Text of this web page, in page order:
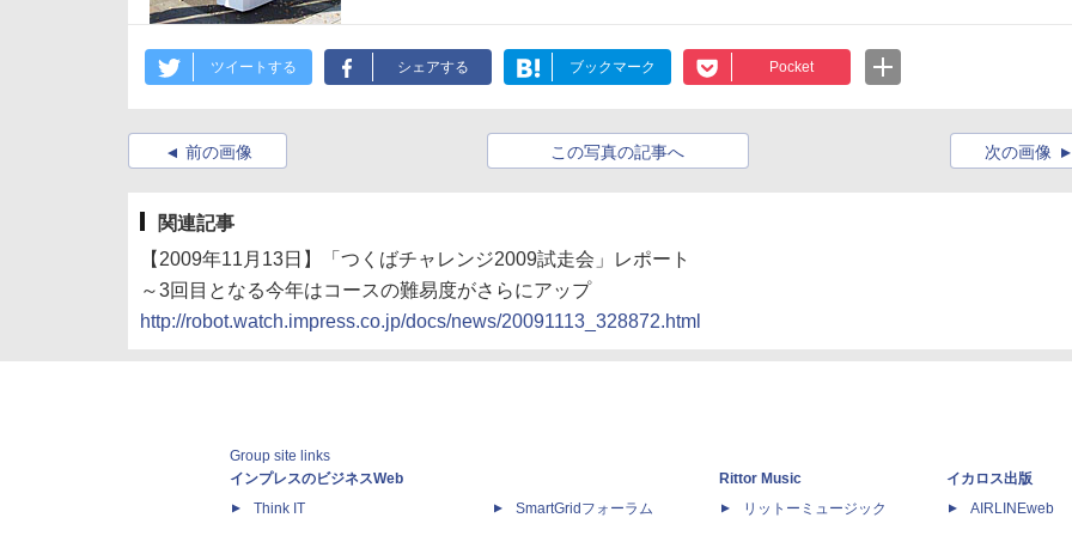
ツイートする シェアする ブックマーク Pocket
前の画像 この写真の記事へ 次の画像
関連記事
【2009年11月13日】「つくばチャレンジ2009試走会」レポート
～3回目となる今年はコースの難易度がさらにアップ
http://robot.watch.impress.co.jp/docs/news/20091113_328872.html
Group site links
インプレスのビジネスWeb
Think IT
SmartGridフォーラム
Rittor Music
リットーミュージック
イカロス出版
AIRLINEweb